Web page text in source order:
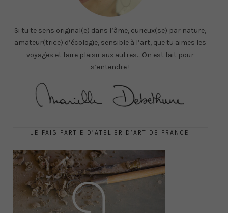
Si tu te sens original(e) dans l’âme, curieux(se) par nature,
amateur(trice) d’écologie, sensible à l’art, que tu aimes les
voyages et faire plaisir aux autres… On est fait pour
s’entendre !
JE FAIS PARTIE D’ATELIER D’ART DE FRANCE